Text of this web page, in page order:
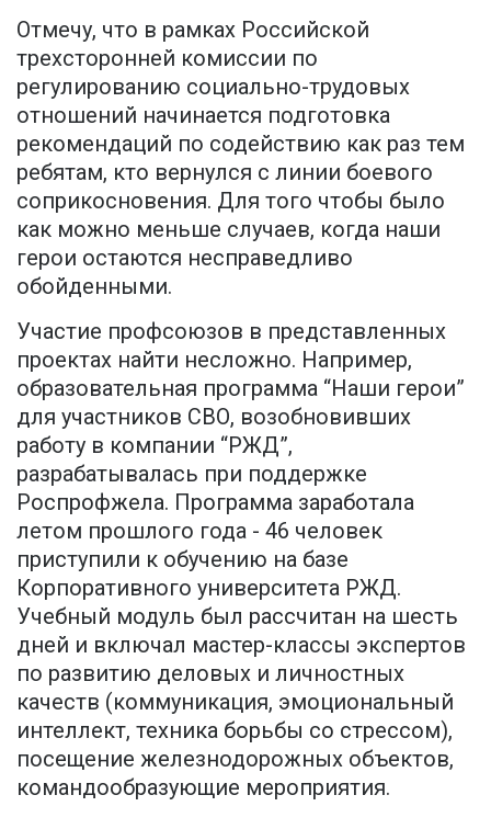
Отмечу, что в рамках Российской
трехсторонней комиссии по
регулированию социально-трудовых
отношений начинается подготовка
рекомендаций по содействию как раз тем
ребятам, кто вернулся с линии боевого
соприкосновения. Для того чтобы было
как можно меньше случаев, когда наши
герои остаются несправедливо
обойденными.
Участие профсоюзов в представленных
проектах найти несложно. Например,
образовательная программа “Наши герои”
для участников СВО, возобновивших
работу в компании “РЖД”,
разрабатывалась при поддержке
Роспрофжела. Программа заработала
летом прошлого года - 46 человек
приступили к обучению на базе
Корпоративного университета РЖД.
Учебный модуль был рассчитан на шесть
дней и включал мастер-классы экспертов
по развитию деловых и личностных
качеств (коммуникация, эмоциональный
интеллект, техника борьбы со стрессом),
посещение железнодорожных объектов,
командообразующие мероприятия.